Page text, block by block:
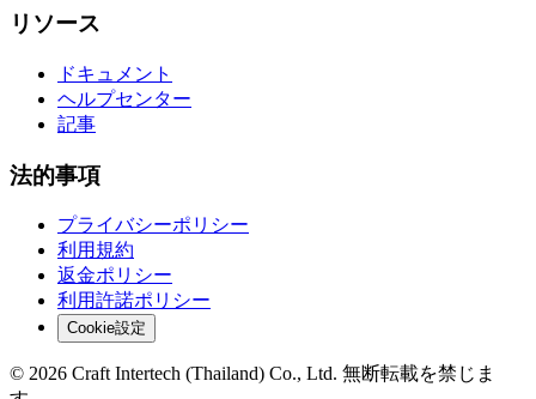
リソース
ドキュメント
ヘルプセンター
記事
法的事項
プライバシーポリシー
利用規約
返金ポリシー
利用許諾ポリシー
Cookie設定
© 2026 Craft Intertech (Thailand) Co., Ltd. 無断転載を禁じま